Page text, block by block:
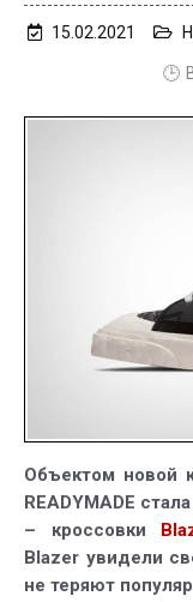
15.02.2021
🕒
Объектом новой
READYMADE
– кроссовки
Blazer увидели
не теряют